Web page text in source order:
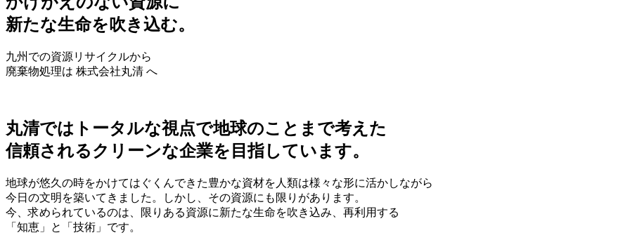
新たな生命を吹き込む。
九州での資源リサイクルから
廃棄物処理は 株式会社丸清 へ
丸清ではトータルな視点で地球のことまで考えた
信頼されるクリーンな企業を目指しています。
地球が悠久の時をかけてはぐくんできた豊かな資材を人類は様々な形に活かしながら
今日の文明を築いてきました。しかし、その資源にも限りがあります。
今、求められているのは、限りある資源に新たな生命を吹き込み、再利用する
「知恵」と「技術」です。